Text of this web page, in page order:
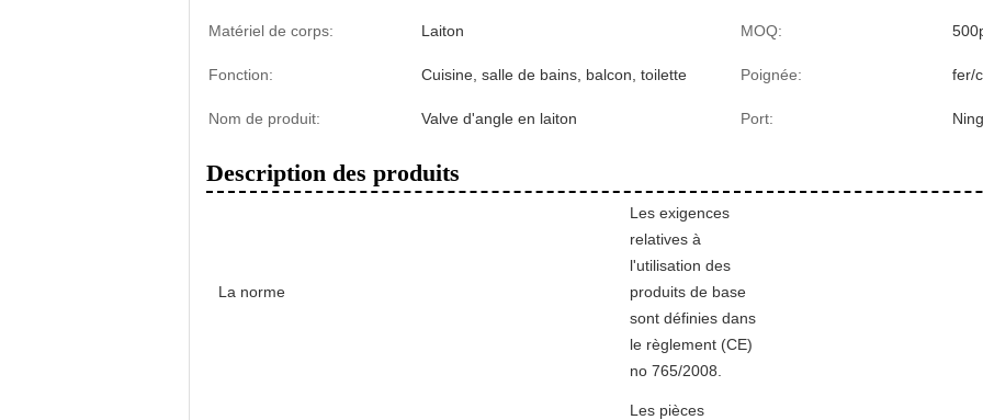
Matériel de corps: Laiton MOQ:
Fonction: Cuisine, salle de bains, balcon, toilette Poignée: fer/
Nom de produit: Valve d'angle en laiton Port:
Description des produits
La norme
Les exigences
relatives à
l'utilisation des
produits de base
sont définies dans
le règlement (CE)
no 765/2008.
Les pièces